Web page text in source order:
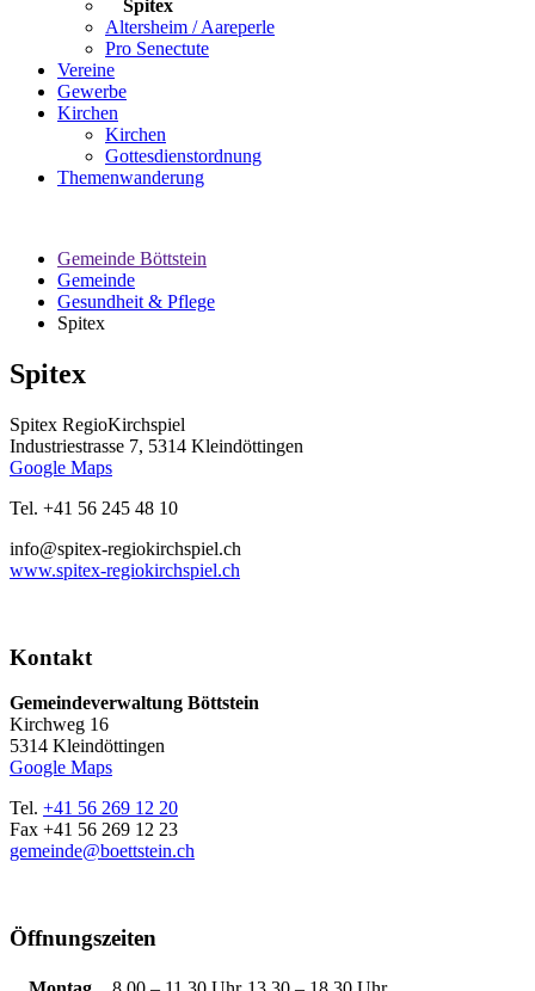
Spitex
Altersheim / Aareperle
Pro Senectute
Vereine
Gewerbe
Kirchen
Kirchen
Gottesdienstordnung
Themenwanderung
Gemeinde Böttstein
Gemeinde
Gesundheit & Pflege
Spitex
Spitex
Spitex RegioKirchspiel
Industriestrasse 7, 5314 Kleindöttingen
Google Maps
Tel. +41 56 245 48 10
info@spitex-regiokirchspiel.ch
www.spitex-regiokirchspiel.ch
Kontakt
Gemeindeverwaltung Böttstein
Kirchweg 16
5314 Kleindöttingen
Google Maps
Tel. +41 56 269 12 20
Fax +41 56 269 12 23
gemeinde@boettstein.ch
Öffnungszeiten